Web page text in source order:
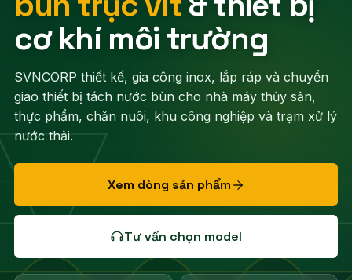
cơ khí môi trường
SVNCORP thiết kế, gia công inox, lắp ráp và chuyển
giao thiết bị tách nước bùn cho nhà máy thủy sản,
thực phẩm, chăn nuôi, khu công nghiệp và trạm xử lý
nước thải.
Xem dòng sản phẩm
Tư vấn chọn model